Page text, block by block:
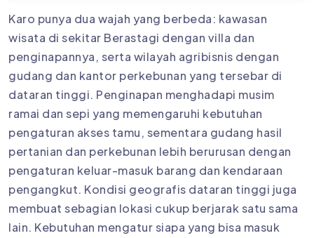
Karo punya dua wajah yang berbeda: kawasan
wisata di sekitar Berastagi dengan villa dan
penginapannya, serta wilayah agribisnis dengan
gudang dan kantor perkebunan yang tersebar di
dataran tinggi. Penginapan menghadapi musim
ramai dan sepi yang memengaruhi kebutuhan
pengaturan akses tamu, sementara gudang hasil
pertanian dan perkebunan lebih berurusan dengan
pengaturan keluar-masuk barang dan kendaraan
pengangkut. Kondisi geografis dataran tinggi juga
membuat sebagian lokasi cukup berjarak satu sama
lain. Kebutuhan mengatur siapa yang bisa masuk